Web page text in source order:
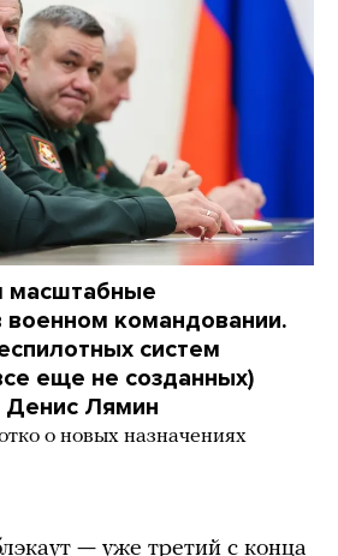
масштабные
военном командовании.
систем
еще не созданных)
Денис Лямин
о новых назначениях
— уже третий с конца